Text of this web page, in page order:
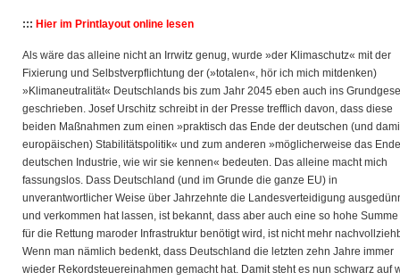
::: Hier im Printlayout online lesen
Als wäre das alleine nicht an Irrwitz genug, wurde »der Klimaschutz« mit der
Fixierung und Selbstverpflichtung der (»totalen«, hör ich mich mitdenken)
»Klimaneutralität« Deutschlands bis zum Jahr 2045 eben auch ins
geschrieben. Josef Urschitz schreibt in der Presse trefflich davon, dass diese
beiden Maßnahmen zum einen »praktisch das Ende der deutschen (und
europäischen) Stabilitätspolitik« und zum anderen »möglicherweise das
deutschen Industrie, wie wir sie kennen« bedeuten. Das alleine macht mich
fassungslos. Dass Deutschland (und im Grunde die ganze EU) in
unverantwortlicher Weise über Jahrzehnte die Landesverteidigung
und verkommen hat lassen, ist bekannt, dass aber auch eine so hohe
für die Rettung maroder Infrastruktur benötigt wird, ist nicht mehr
Wenn man nämlich bedenkt, dass Deutschland die letzten zehn Jahre immer
wieder Rekordsteuereinahmen gemacht hat. Damit steht es nun schwarz auf